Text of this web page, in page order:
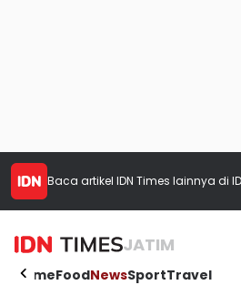
Baca artikel IDN Times lainnya di
JATIM
HomeFoodNewsSportTravel